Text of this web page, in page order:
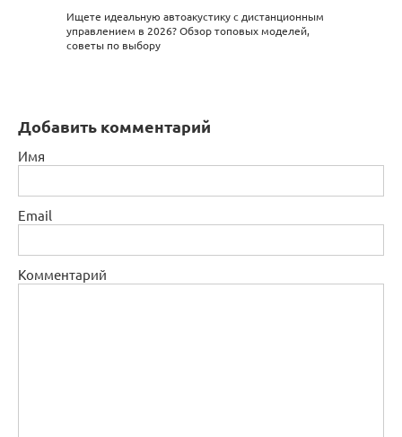
Ищете идеальную автоакустику с дистанционным
управлением в 2026? Обзор топовых моделей,
советы по выбору
Добавить комментарий
Имя
Email
Комментарий